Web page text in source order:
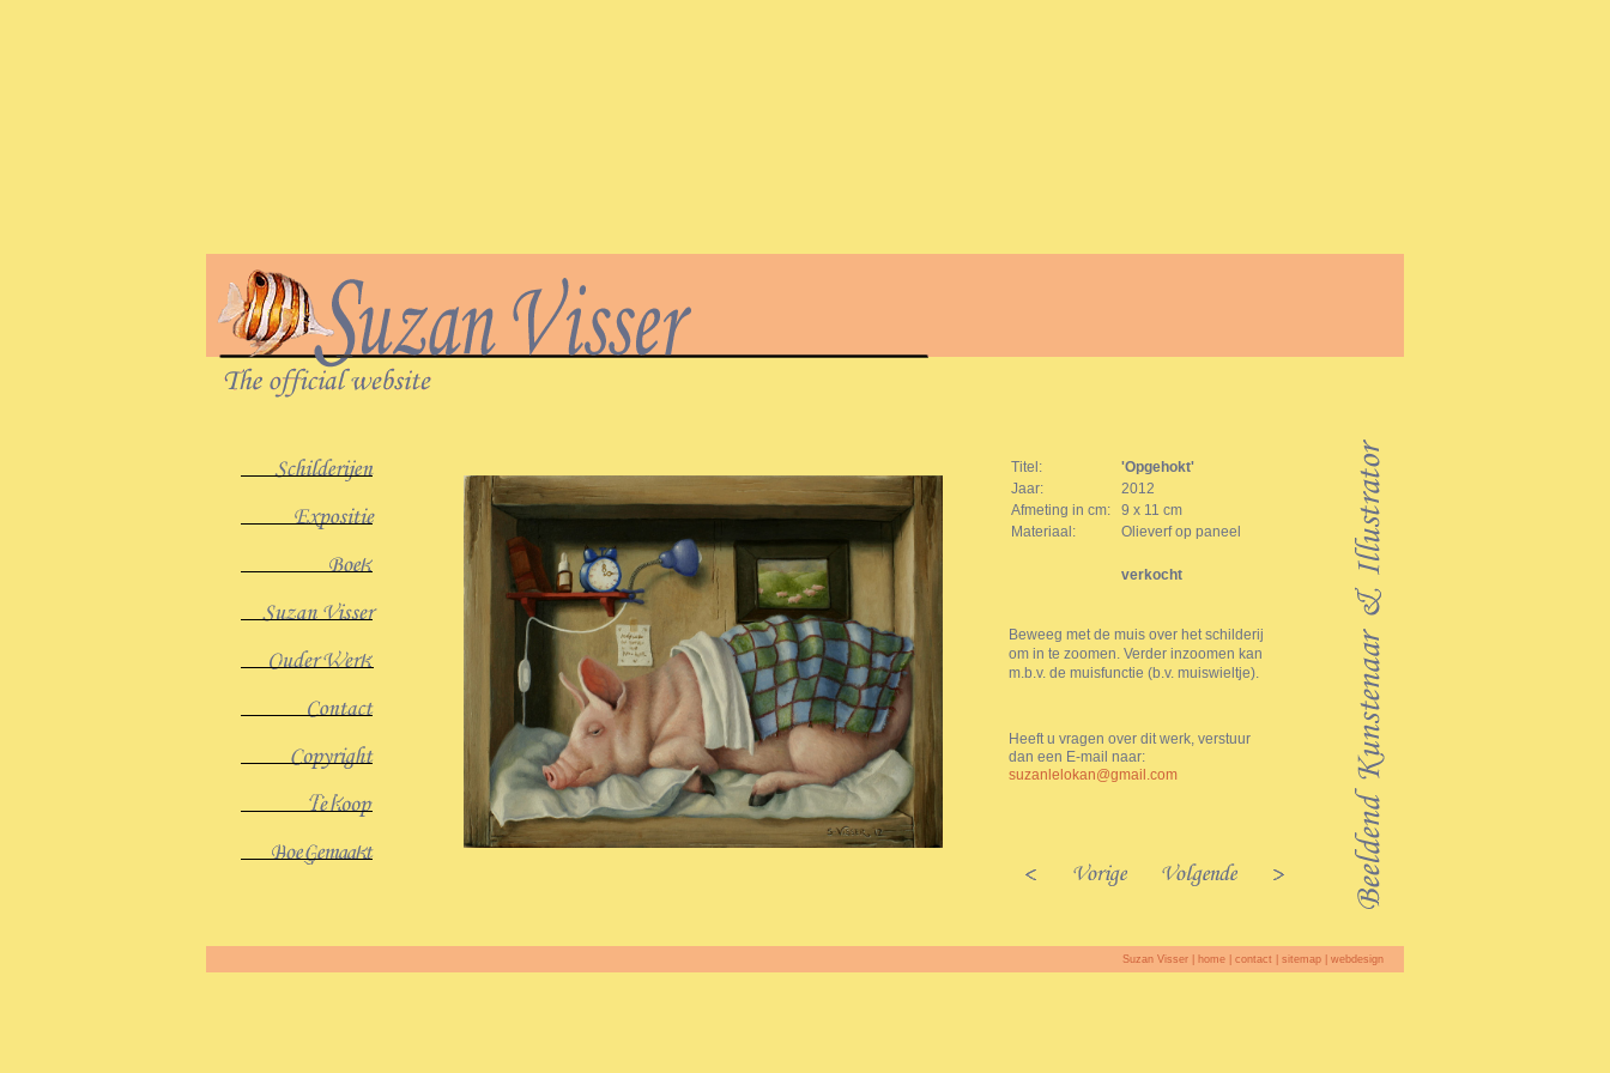
Titel:
'Opgehokt'
Jaar:
2012
Afmeting in cm:
9 x 11 cm
Materiaal:
Olieverf op paneel
verkocht
Heeft u vragen over dit werk, verstuur
dan een E-mail naar:
suzanlelokan@gmail.com
Beweeg met de muis over het schilderij
om in te zoomen. Verder inzoomen kan
m.b.v. de muisfunctie (b.v. muiswieltje).
Suzan Visser | home contact sitemap webdesign